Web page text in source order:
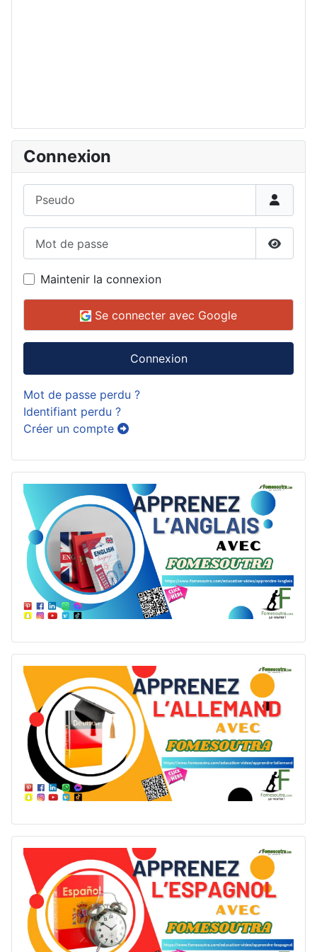
Connexion
Maintenir la connexion
Se connecter avec Google
Connexion
Mot de passe perdu ?
Identifiant perdu ?
Créer un compte